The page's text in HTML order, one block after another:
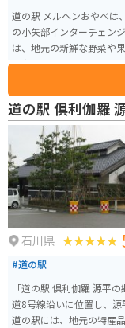
道の駅 メルヘンおやべは
の小矢部インターチェンジに
は、地元の新鮮な野菜や
介類を味わえるレストラン、軽
おやべという名前の通り
おり、家族連れにも人気
ルヘンタワーからは、散
す。 バイクで訪れる場合、道の駅には広い駐車場が完備されているため安心
です。小矢部市は、砺
グの拠点としてもおすすめです。 周辺には、二つの世界遺
age road 」の区間である
自然を感じながらバイク
である「とやまポーク」
お土産を探してみるのも
道の駅 倶利伽羅
石川県
#道の駅
「道の駅 倶利伽羅 源平
道8号線沿いに位置し、源
道の駅には、地元の特産